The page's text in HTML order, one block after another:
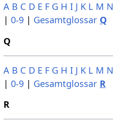
A B C D E F G H I J K L M N
| 0-9| Gesamtglossar Q
Q
A B C D E F G H I J K L M N
| 0-9| Gesamtglossar R
R